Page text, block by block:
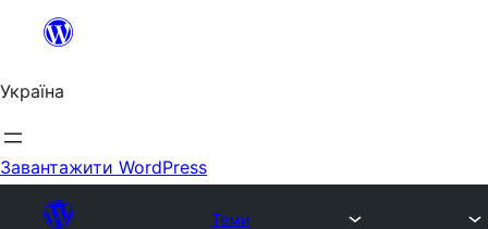
Перейти
вмісту
Україна
Завантажити WordPress
Теми